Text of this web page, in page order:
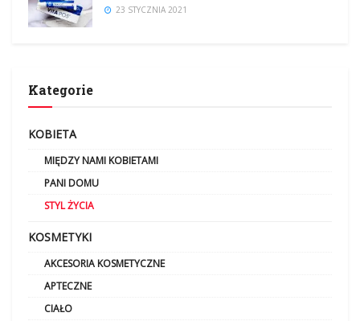
23 STYCZNIA 2021
Kategorie
KOBIETA
MIĘDZY NAMI KOBIETAMI
PANI DOMU
STYL ŻYCIA
KOSMETYKI
AKCESORIA KOSMETYCZNE
APTECZNE
CIAŁO